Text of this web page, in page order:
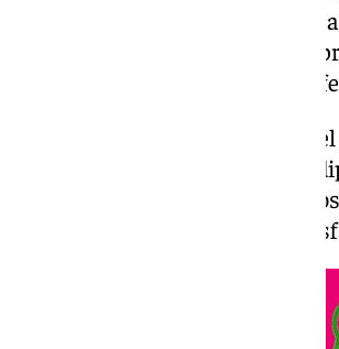
entorno que nos evoca épocas
provincia participarán en esta
mayores de 16 años, estén o no
La carrera está organizada por
Vega, con la colaboración de la
7,5 kilómetros en la categoría
kilómetros por tierra y 5,5 por